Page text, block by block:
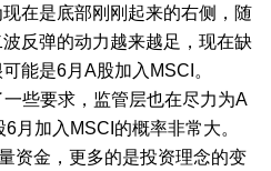
在是底部刚刚起来的右侧，随
反弹的动力越来越足，现在缺
能是6月A股加入MSCI。
些要求，监管层也在尽力为A
月加入MSCI的概率非常大。
资金，更多的是投资理念的变